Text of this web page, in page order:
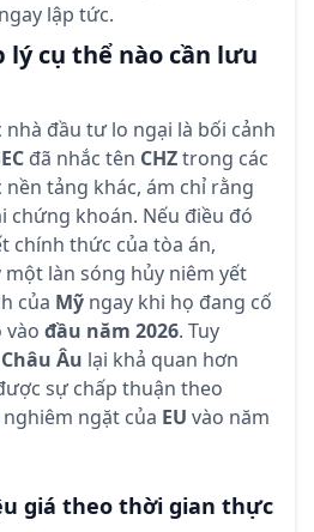
ngay lập tức.
lý cụ thể nào cần lưu
đầu tư lo ngại là bối cảnh
đã nhắc tên CHZtrong các
tảng khác, ám chỉ rằng
chứng khoán. Nếu điều đó
chính thức của tòa án,
làn sóng hủy niêm yết
của Mỹ ngay khi họ đang cố
vào đầu năm 2026. Tuy
Châu Âu lại khả quan hơn
sự chấp thuận theo
nghiêm ngặt của EU vào năm
giá theo thời gian thực